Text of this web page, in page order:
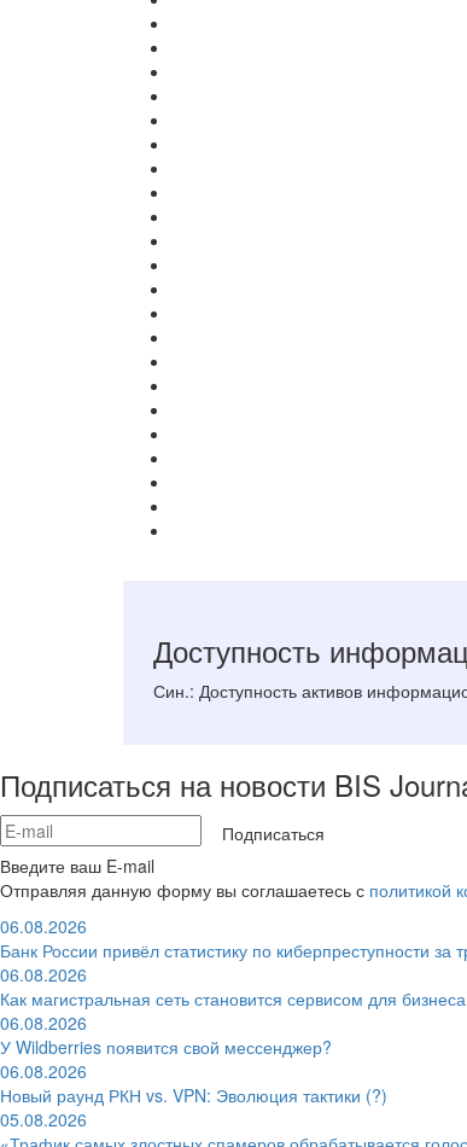
Доступность
Син.: Доступность активов
Подписаться на новости BIS
Подписаться
Введите ваш E-mail
Отправляя данную форму вы соглашаетесь с политикой
06.08.2026
Банк России привёл статистику по киберпреступности за
06.08.2026
Как магистральная сеть становится сервисом для бизнеса
06.08.2026
У Wildberries появится свой мессенджер?
06.08.2026
Новый раунд РКН vs. VPN: Эволюция тактики (?)
05.08.2026